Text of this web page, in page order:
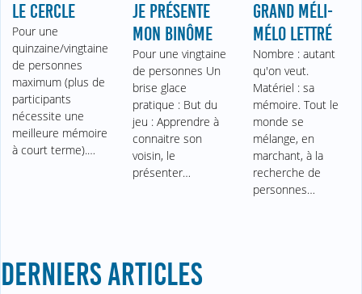
LE CERCLE
Pour une
quinzaine/vingtaine
de personnes
maximum (plus de
participants
nécessite une
meilleure mémoire
à court terme).…
JE PRÉSENTE
MON BINÔME
Pour une vingtaine
de personnes Un
brise glace
pratique : But du
jeu : Apprendre à
connaitre son
voisin, le
présenter…
GRAND MÉLI-
MÉLO LETTRÉ
Nombre : autant
qu'on veut.
Matériel : sa
mémoire. Tout le
monde se
mélange, en
marchant, à la
recherche de
personnes…
DERNIERS ARTICLES